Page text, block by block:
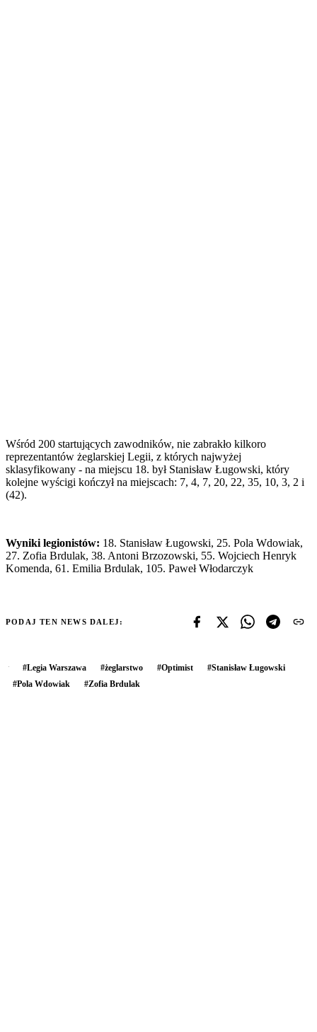
Wśród 200 startujących zawodników, nie zabrakło kilkoro
reprezentantów żeglarskiej Legii, z których najwyżej
sklasyfikowany - na miejscu 18. był Stanisław Ługowski, który
kolejne wyścigi kończył na miejscach: 7, 4, 7, 20, 22, 35, 10, 3, 2 i
(42).
Wyniki legionistów: 18. Stanisław Ługowski, 25. Pola Wdowiak,
27. Zofia Brdulak, 38. Antoni Brzozowski, 55. Wojciech Henryk
Komenda, 61. Emilia Brdulak, 105. Paweł Włodarczyk
PODAJ TEN NEWS DALEJ:
#Legia Warszawa #żeglarstwo #Optimist #Stanisław Ługowski
#Pola Wdowiak #Zofia Brdulak